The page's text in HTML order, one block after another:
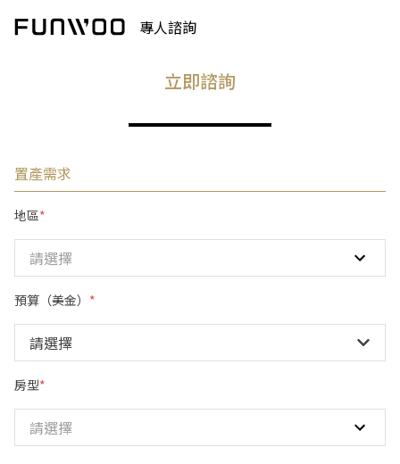
立即諮詢
置產需求
地區*
請選擇
預算（美金） *
房型*
請選擇
專人諮詢